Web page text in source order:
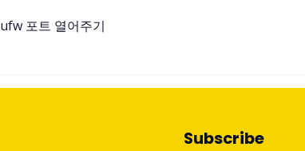
ufw 포트 열어주기
Subscribe